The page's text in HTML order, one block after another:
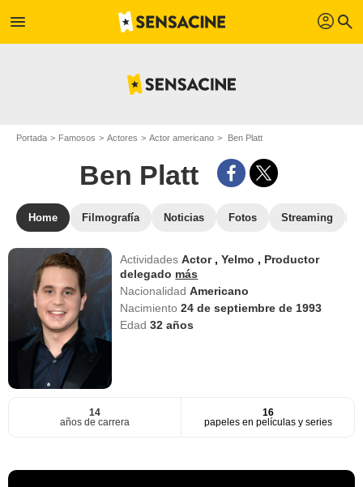
menu profil search
Portada Famosos Actores Actor americano Ben Platt
Ben Platt
Home Filmografía Noticias Fotos Streaming
ActividadesActor ,Yelmo , Productor
delegado más
NacionalidadAmericano
Nacimiento24 de septiembre de 1993
Edad32 años
14
años de carrera
16
papeles en películas y series